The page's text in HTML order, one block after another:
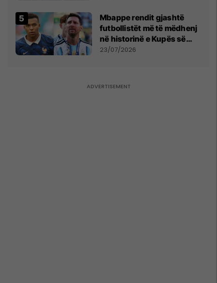
Mbappe rendit gjashtë
futbollistët më të mëdhenj
në historinë e Kupës së
Botës, Messi mbetet i dyti
23/07/2026